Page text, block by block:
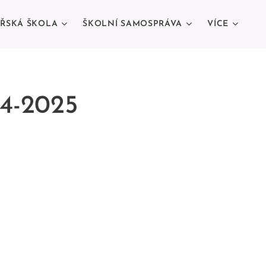
ŠKOLA ŠKOLNÍ SAMOSPRÁVA VÍCE
2025